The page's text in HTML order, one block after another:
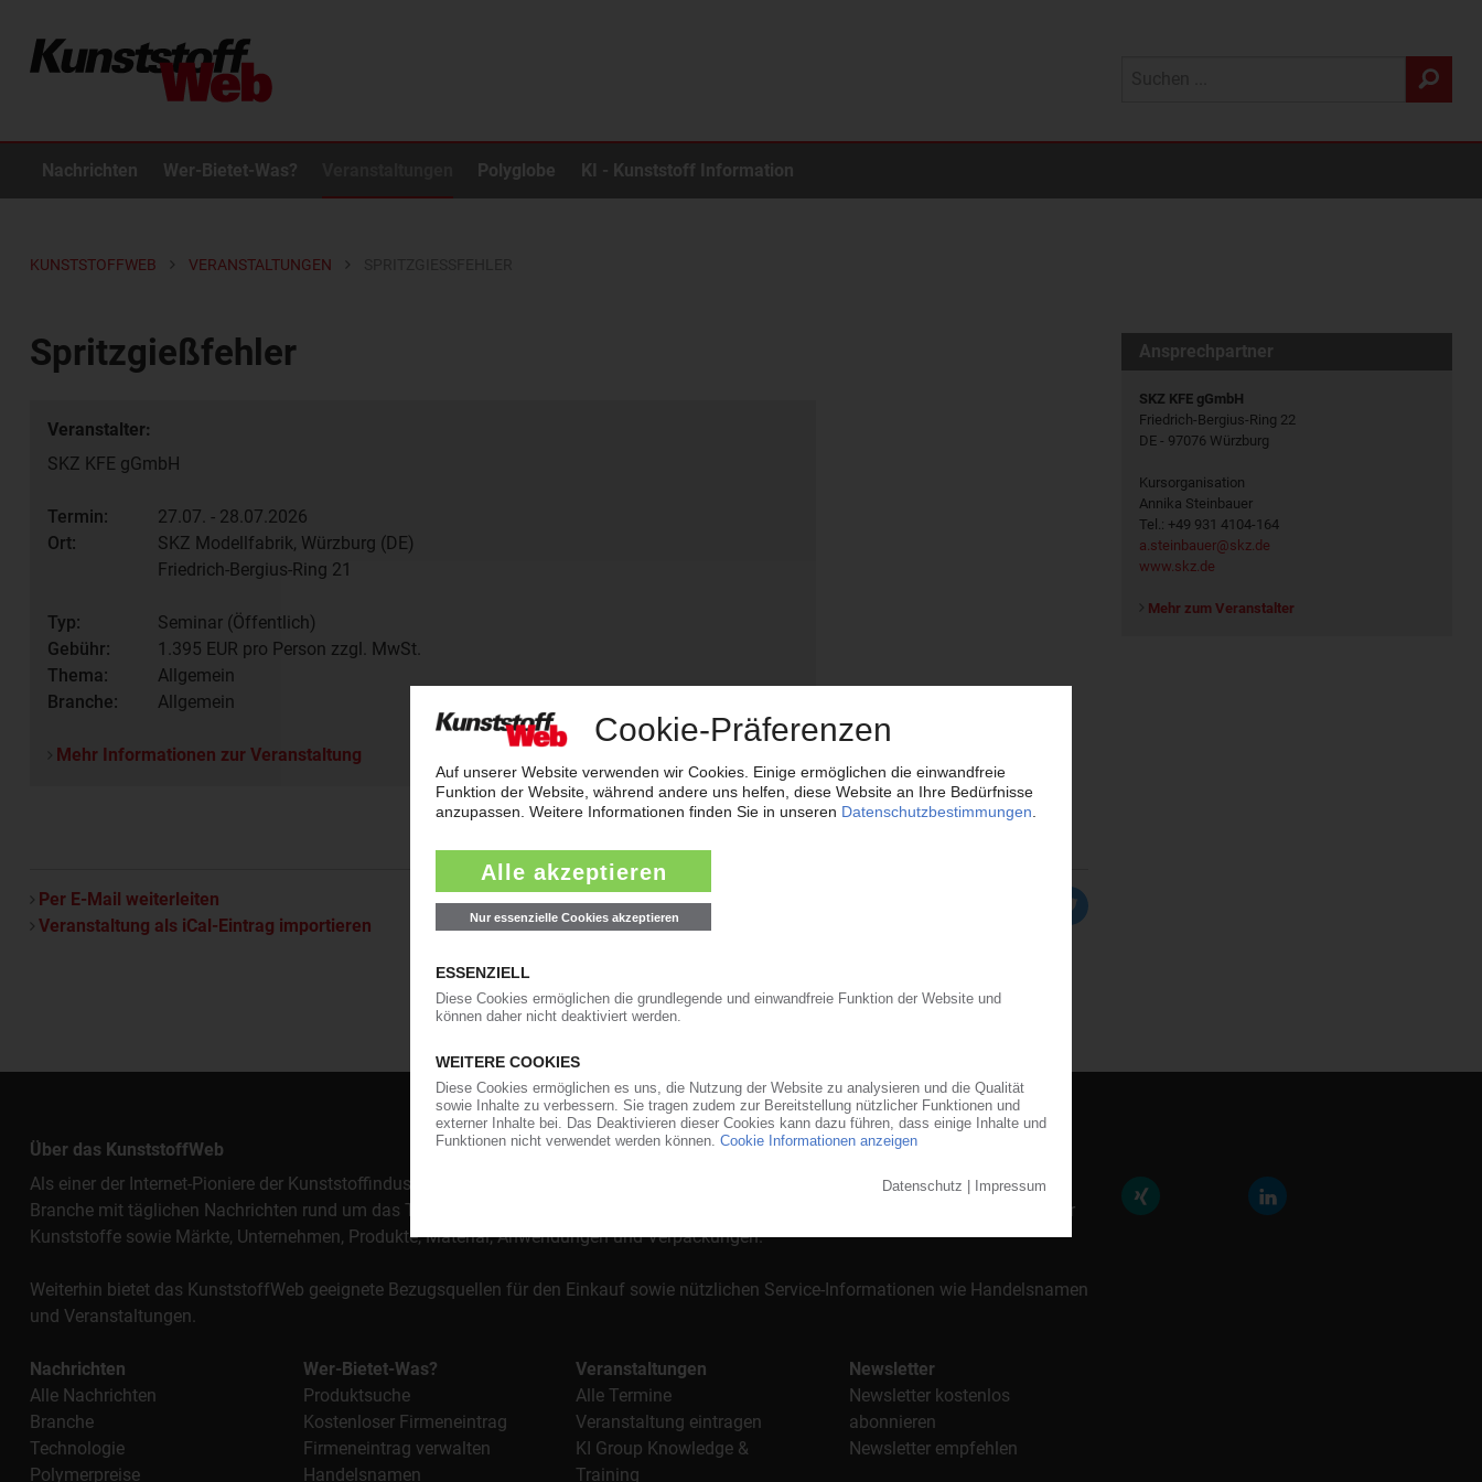
Nachrichten Wer-Bietet-Was? Polyglobe KI - Kunststoff Information
KUNSTSTOFFWEB VERANSTALTUNGEN
Spritzgießfehler
Veranstalter:
SKZ KFE gGmbH
Termin:
27.07. - 28.07.2026
Ort:
SKZ Modellfabrik, Würzburg (DE)
Friedrich-Bergius-Ring 21
Typ:
Seminar (Öffentlich)
Gebühr:
1.395 EUR pro Person zzgl. MwSt.
Thema:
Allgemein
Branche:
Allgemein
Mehr Informationen zur Veranstaltung
Per E-Mail weiterleiten
Veranstaltung als iCal-Eintrag importieren
Ansprechpartner
SKZ KFE gGmbH
Friedrich-Bergius-Ring 22
DE - 97076 Würzburg
Kursorganisation
Annika Steinbauer
Tel.: +49 931 4104-164
a.steinbauer@skz.de
www.skz.de
Mehr zum Veranstalter
Über das KunststoffWeb
Als einer der Internet-Pioniere der Kunststoffindustrie versorgt das KunststoffWeb bereits seit 1996 die Fach- und Führungskräfte der
Branche mit täglichen Nachrichten rund um das Thema "Kunststoffe". Im Fokus der Berichterstattung ist dabei die Preisentwicklung für
Kunststoffe sowie Märkte, Unternehmen, Produkte, Material, Anwendungen und Verpackungen.
Weiterhin bietet das KunststoffWeb geeignete Bezugsquellen für den Einkauf sowie nützlichen Service-Informationen wie Handelsnamen
und Veranstaltungen.
Nachrichten
Alle Nachrichten
Branche
Technologie
Polymerpreise
Wer-Bietet-Was?
Produktsuche
Kostenloser Firmeneintrag
Firmeneintrag verwalten
Handelsnamen
Veranstaltungen
Alle Termine
Veranstaltung eintragen
KI Group Knowledge &
Training
Newsletter
Newsletter kostenlos
abonnieren
Newsletter empfehlen